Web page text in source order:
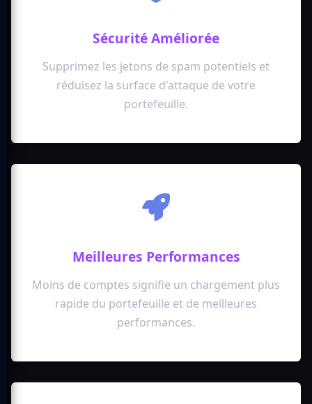
Sécurité Améliorée
Supprimez les jetons de spam potentiels et
réduisez la surface d'attaque de votre
portefeuille.
Meilleures Performances
Moins de comptes signifie un chargement plus
rapide du portefeuille et de meilleures
performances.